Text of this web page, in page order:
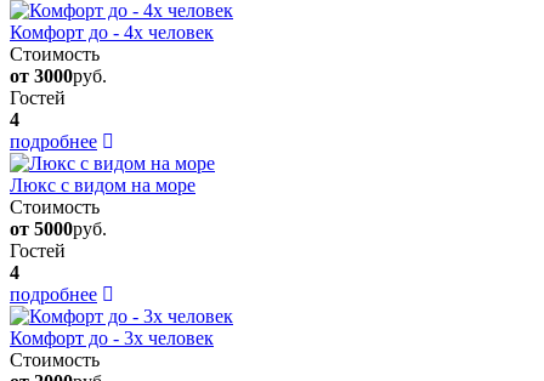
Комфорт до - 4х человек
Стоимость
от 3000руб.
Гостей
4
подробнее
Люкс с видом на море
Стоимость
от 5000руб.
Гостей
4
подробнее
Комфорт до - 3х человек
Стоимость